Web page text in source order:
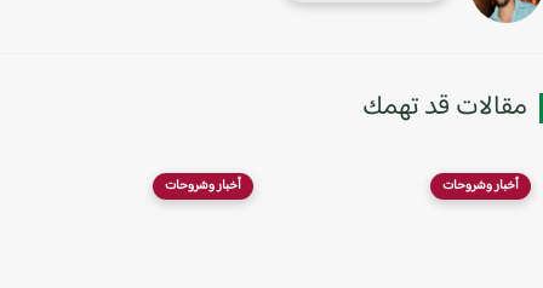
قد تهمك
أخبار وشروحات أخبار وشروحات